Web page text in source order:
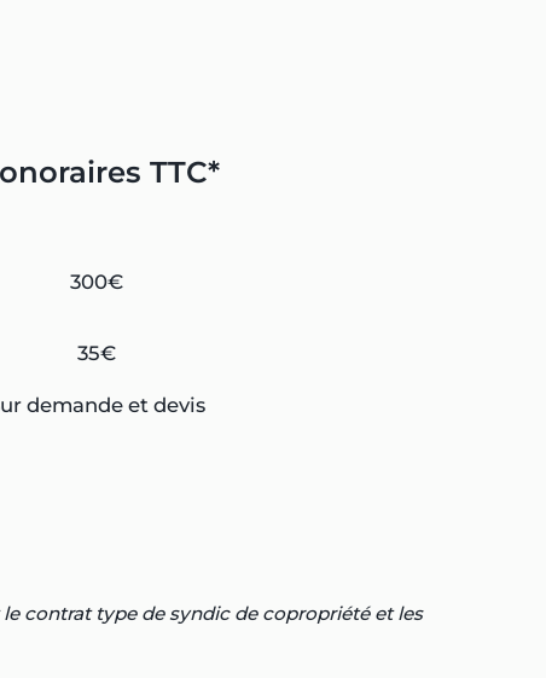
TTC*
300€
35€
demande et devis
contrat type de syndic de copropriété et les